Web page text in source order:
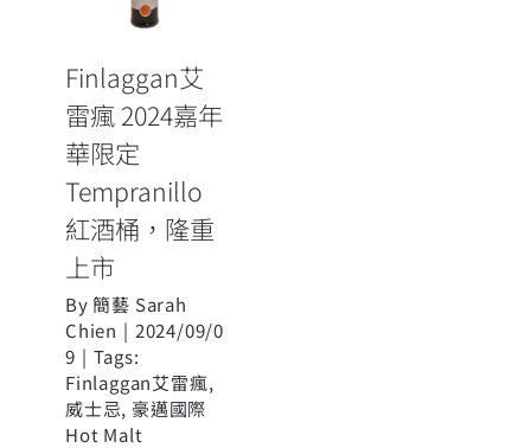
Tempranillo
上市
Finlaggan艾
雷瘋 2024嘉年
華限定
Tempranillo
紅酒桶，隆重
上市
By簡藝 Sarah
Chien | 2024/09/0
9 | Tags:
Finlaggan艾雷瘋,
威士忌, 豪邁國際
Hot Malt